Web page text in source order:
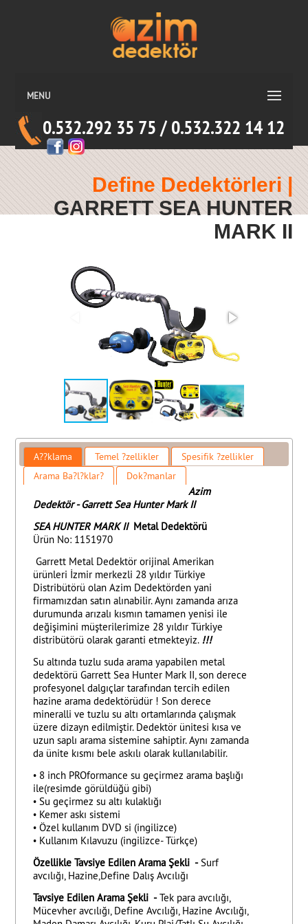
MENU
0.532.292 35 75 / 0.532.322 14 12
Define Dedektörleri |
GARRETT SEA HUNTER
MARK II
A??klama Temel ?zellikler
Spesifik ?zellikler
Arama Ba?l?klar?
Dok?manlar
Azim
Dedektör - Garrett Sea Hunter Mark II
SEA HUNTER MARK II Metal Dedektörü
Ürün No: 1151970
Garrett Metal Dedektör orijinal Amerikan
ürünleri İzmir merkezli 28 yıldır Türkiye
Distribütörü olan Azim Dedektörden yani
firmamızdan satın alınabilir. Aynı zamanda arıza
durumunda arızalı kısmın tamamen yenisi ile
değişimini müşterilerimize 28 yıldır Türkiye
distribütörü olarak garanti etmekteyiz. !!!
Su altında tuzlu suda arama yapabilen metal
dedektörü Garrett Sea Hunter Mark II , son derece
profesyonel dalgıçlar tarafından tercih edilen
hazine arama dedektörüdür ! Son derece
mineralli ve tuzlu su altı ortamlarında çalışmak
üzere dizayn edilmiştir. Dedektör ünitesi kısa ve
uzun saplı arama sistemine sahiptir. Aynı zamanda
da ünite kısmı bele askılı olarak kullanılabilir.
• 8 inch PROformance su geçirmez arama başlığı
ile(resimde görüldüğü gibi)
• Su geçirmez su altı kulaklığı
• Kemer askı sistemi
• Özel kullanım DVD si (ingilizce)
• Kullanım Kılavuzu (ingilizce- Türkçe)
Özellikle Tavsiye Edilen Arama Şekli -Surf
avcılığı, Hazine,Define Dalış Avcılığı
Tavsiye Edilen Arama Şekli -Tek para avcılığı,
Mücevher avcılığı, Define Avcılığı, Hazine Avcılığı,